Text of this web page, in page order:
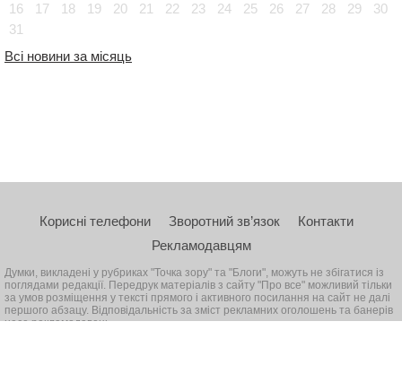
16
17 18 19 20 21 22 23 24 25 26 27 28 29
30
31
Всі новини за місяць
Корисні телефони Зворотний зв’язок
Контакти
Рекламодавцям
Думки, викладені у рубриках "Точка зору" та "Блоги", можуть не збігатися із
поглядами редакції. Передрук матеріалів з сайту "Про все" можливий тільки
за умов розміщення у тексті прямого і активного посилання на сайт не далі
першого абзацу. Відповідальність за зміст рекламних оголошень та банерів
несе рекламодавець